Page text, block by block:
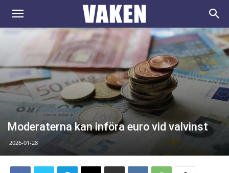
VAKEN.se
Moderaterna kan införa euro vid valvinst
2026-01-28